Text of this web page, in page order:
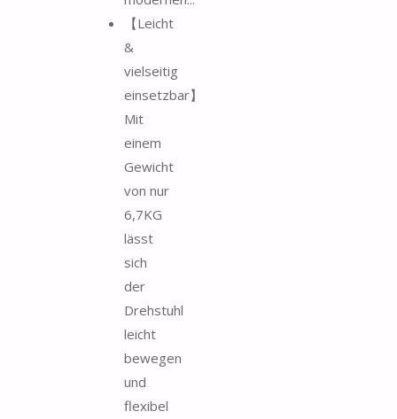
【Leicht
&
vielseitig
einsetzbar】
Mit
einem
Gewicht
von nur
6,7KG
lässt
sich
der
Drehstuhl
leicht
bewegen
und
flexibel